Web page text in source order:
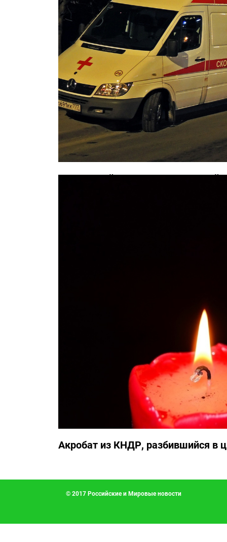
В страшной аварии с маршруткой
Акробат из КНДР, разбившийся в
© 2017 Российские и Мировые новости